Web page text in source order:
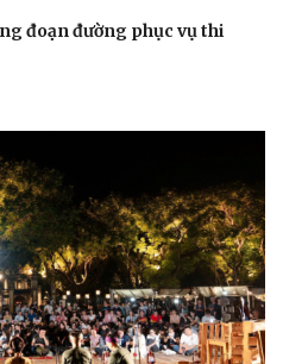
Podcast
đoạn đường phục vụ thi